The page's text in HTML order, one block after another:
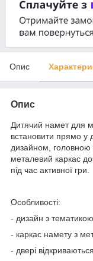
Опис
Опис
Дитячий намет для
встановити прямо у
дизайном,
металевий каркас
під час активної гри.
Особливості:
- дизайн з
- каркас намету з
- двері